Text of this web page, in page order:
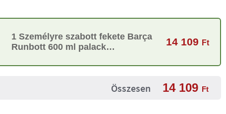
1 Személyre szabott fekete Barça
Runbott 600 ml palack
14 109 Ft
Összesen 14 109 Ft